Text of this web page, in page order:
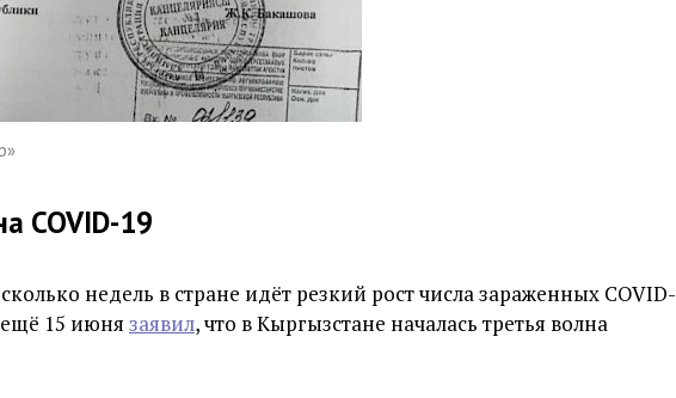
COVID-19
недель в стране идёт резкий рост числа зараженных COVID-
15 июня заявил, что в Кыргызстане началась третья волна